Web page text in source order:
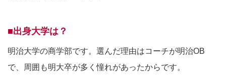
■出身大学は？
明治大学の商学部です。選んだ理由はコーチが明治OB
で、周囲も明大卒が多く憧れがあったからです。